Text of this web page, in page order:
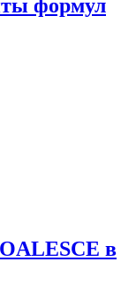
формул
в